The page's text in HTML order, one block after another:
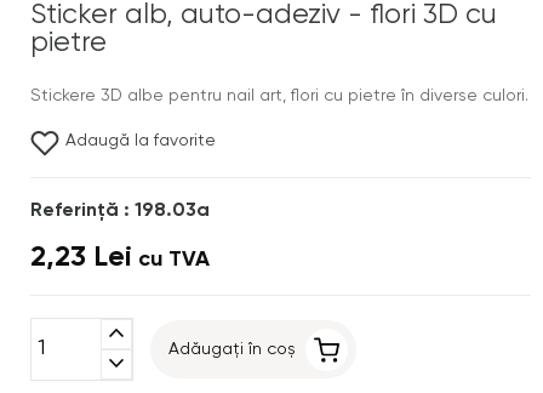
Sticker alb, auto-adeziv - flori 3D cu
pietre
Stickere 3D albe pentru nail art, flori cu pietre în diverse culori.
Adaugă la favorite
Referinţă : 198.03a
2,23 Lei cu TVA
expand_less
expand_more
Adăugați în coș